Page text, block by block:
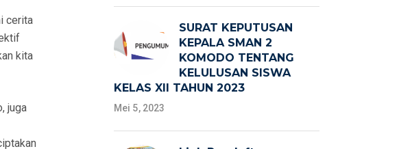
cerita
kita
juga
SURAT KEPUTUSAN
KEPALA SMAN 2
KOMODO TENTANG
KELULUSAN SISWA
KELAS XII TAHUN 2023
Mei 5, 2023